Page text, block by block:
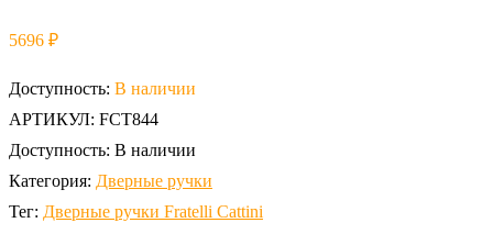
5696 ₽
Доступность: В наличии
АРТИКУЛ: FCT844
Доступность: В наличии
Категория: Дверные ручки
Тег: Дверные ручки Fratelli Cattini